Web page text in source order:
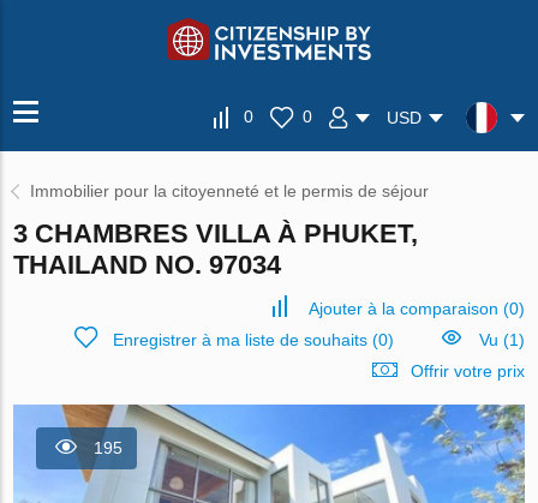
0 0 USD
Immobilier pour la citoyenneté et le permis de séjour
3 CHAMBRES VILLA À PHUKET,
THAILAND NO. 97034
Ajouter à la comparaison (0)
Enregistrer à ma liste de souhaits(0)
Vu (1)
Offrir votre prix
195